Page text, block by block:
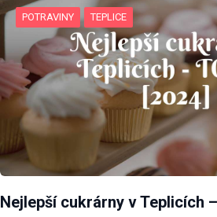
POTRAVINY TEPLICE
Nejlepší cukrárny v Teplicích
při vaší
návštěvě co
nejlépe.
Pokud tyto
cookies
odmítnete,
některé
funkce z
webu zmizí.
Marketing
Sdílením svých
zájmů a chování